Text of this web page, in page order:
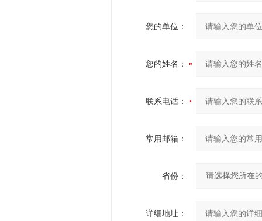
您的单位：
您的姓名：
联系电话：
常用邮箱：
省份：
详细地址：